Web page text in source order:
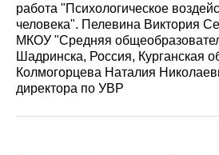
работа "Психологическое
человека". Пелевина Виктория
МКОУ "Средняя
Шадринска, Россия, Курганская
Колмогорцева Наталия
директора по УВР